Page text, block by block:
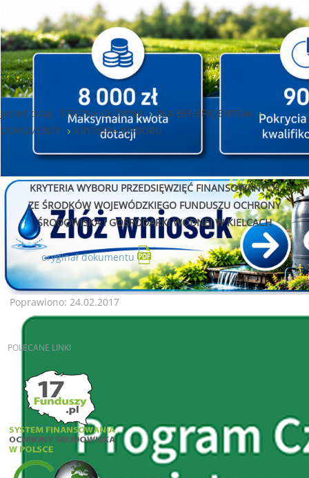
Jesteś tutaj: STRONA GŁÓWNA
DLA BENEFICJENTÓW
DOKUMENTY
KRYTERIA WYBORU
KRYTERIA WYBORU PRZEDSIĘWZIĘĆ FINANSOWANYCH
ZE ŚRODKÓW WOJEWÓDZKIEGO FUNDUSZU OCHRONY
ŚRODOWISKA I GOSPODARKI WODNEJ W KIELCACH
oryginał dokumentu
Poprawiono: 24.02.2017
POLECANE LINKI